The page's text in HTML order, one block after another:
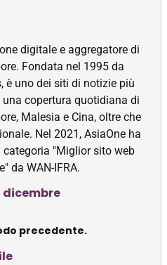
digitale e aggregatore di
Fondata nel 1995 da
è uno dei siti di notizie più
copertura quotidiana di
Malesia e Cina, oltre che
Nel 2021, AsiaOne ha
"Miglior sito web
da WAN-IFRA.
precedente.